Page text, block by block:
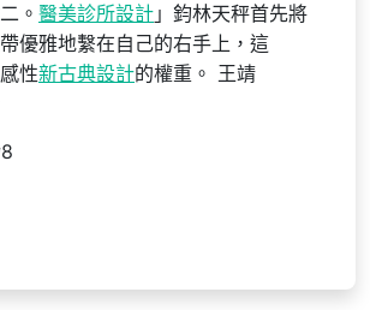
。 醫美診所設計 」鈞林天秤首先將
優雅地繫在自己的右手上，這
性新古典設計的權重。 王靖